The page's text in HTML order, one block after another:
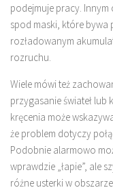
podejmuje pracy. Innym
spod maski, które bywa
rozładowanym
rozruchu.
Wiele mówi też
przygasanie świateł
kręcenia może
że problem dotyczy
Podobnie alarmowo
wprawdzie „łapie”, ale
różne usterki w